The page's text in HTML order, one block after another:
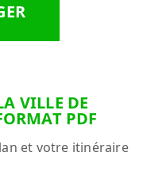
VILLE DE
PDF
et votre itinéraire